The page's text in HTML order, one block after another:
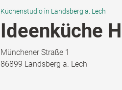
Küchenstudio in Landsberg a. Lech
Ideenküche
Münchener Straße 1
86899 Landsberg a. Lech